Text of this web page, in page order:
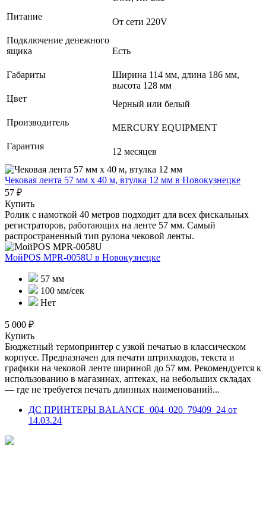
Питание
От сети 220V
Подключение денежного
ящика
Есть
Габариты
Ширина 114 мм, длина 186 мм,
высота 128 мм
Цвет
Черный или белый
Производитель
MERCURY EQUIPMENT
Гарантия
12 месяцев
Чековая лента 57 мм x 40 м, втулка 12 мм в Новокузнецке
57 ₽
Купить
Ролик с намоткой 40 метров подходит для всех фискальных
регистраторов, работающих на ленте 57 мм. Самый
распространенный тип рулона чековой ленты.
МойPOS MPR-0058U в Новокузнецке
57 мм
100 мм/сек
Нет
5 000 ₽
Купить
Бюджетный термопринтер с узкой печатью в классическом
корпусе. Предназначен для печати штрихкодов, текста и
графики на чековой ленте шириной до 57 мм. Рекомендуется к
использованию в магазинах, аптеках, на небольших складах
— где не требуется печать длинных наименований...
ДС ПРИНТЕРЫ BALANCE_004_020_79409_24 от
14.03.24